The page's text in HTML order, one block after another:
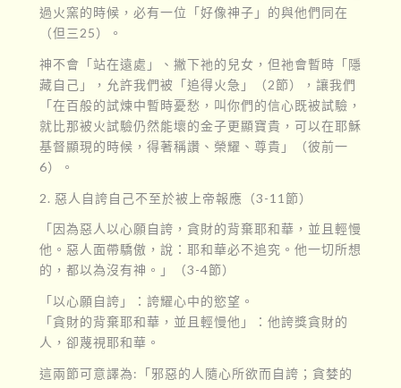
過火窯的時候，必有一位「好像神子」的與他們同在
（但三25）。
神不會「站在遠處」、撇下祂的兒女，但祂會暫時「隱
藏自己」，允許我們被「追得火急」（2節），讓我們
「在百般的試煉中暫時憂愁，叫你們的信心既被試驗，
就比那被火試驗仍然能壞的金子更顯寶貴，可以在耶穌
基督顯現的時候，得著稱讚、榮耀、尊貴」（彼前一
6）。
2. 惡人自誇自己不至於被上帝報應（3-11節）
「因為惡人以心願自誇，貪財的背棄耶和華，並且輕慢
他。惡人面帶驕傲，說：耶和華必不追究。他一切所想
的，都以為沒有神。」（3-4節）
「以心願自誇」：誇耀心中的慾望。
「貪財的背棄耶和華，並且輕慢他」：他誇獎貪財的
人，卻蔑視耶和華。
這兩節可意譯為:「邪惡的人隨心所欲而自誇；貪婪的